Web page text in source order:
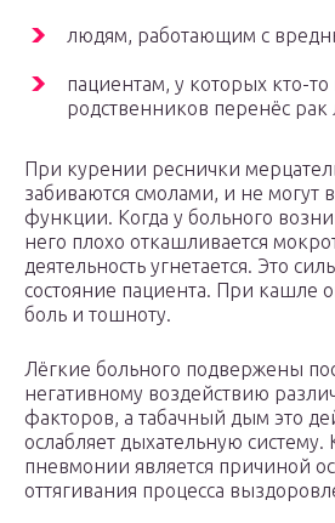
людям, работающим с
пациентам, у которых кто-
родственников перенёс рак
При курении реснички
забиваются смолами, и не могут
функции. Когда у больного
него плохо откашливается
деятельность угнетается. Это
состояние пациента. При кашле
боль и тошноту.
Лёгкие больного подвержены
негативному воздействию
факторов, а табачный дым это
ослабляет дыхательную
пневмонии является причиной
оттягивания процесса